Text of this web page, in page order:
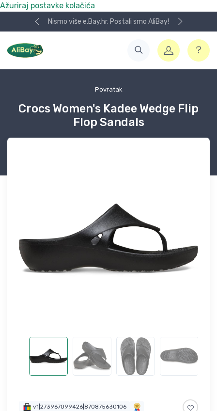
Ažuriraj postavke kolačića
Nismo više e.Bay.hr. Postali smo AliBay!
Povratak
Crocs Women's Kadee Wedge Flip
Flop Sandals
v1|273967099426|870875630106